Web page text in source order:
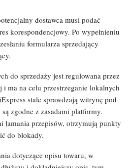
dostawca musi podać
korespondencjowy. Po wypełnieniu
formularza sprzedający
do sprzedaży jest regulowana przez
ma na celu przestrzeganie lokalnych
stale sprawdzają witrynę pod
zgodne z zasadami platformy.
łamania przepisów, otrzymują punkty
do blokady.
dotyczące opisu towaru, w